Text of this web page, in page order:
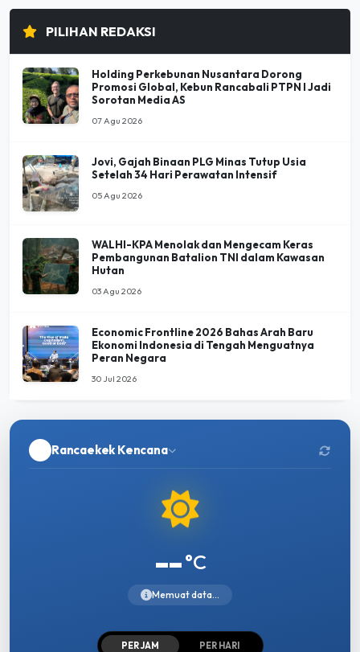
PILIHAN REDAKSI
Holding Perkebunan Nusantara Dorong
Promosi Global, Kebun Rancabali PTPN I Jadi
Sorotan Media AS
07 Agu 2026
Jovi, Gajah Binaan PLG Minas Tutup Usia
Setelah 34 Hari Perawatan Intensif
05 Agu 2026
WALHI-KPA Menolak dan Mengecam Keras
Pembangunan Batalion TNI dalam Kawasan
Hutan
03 Agu 2026
Economic Frontline 2026 Bahas Arah Baru
Ekonomi Indonesia di Tengah Menguatnya
Peran Negara
30 Jul 2026
Rancaekek Kencana
--°C
Memuat data...
PER JAM PER HARI